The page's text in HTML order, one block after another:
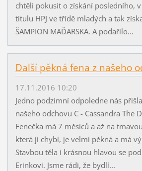
chtěli pokusit o získání posledního,
titulu HPJ ve třídě mladých a tak
ŠAMPION MAĎARSKA. A podařilo...
Další pěkná fena z našeho
17.11.2016 10:20
Jedno podzimní odpoledne nás
našeho odchovu C - Cassandra The
Fenečka má 7 měsíců a až na
která ji chybí, je velmi pěkná a má
Stavbou těla i krásnou hlavou se
Erinkovi. Jsme rádi, že bydlí...